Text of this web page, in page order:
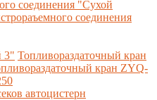
соединения "Сухой
соединения
3" Топливораздаточный кран
кран ZYQ-
автоцистерн